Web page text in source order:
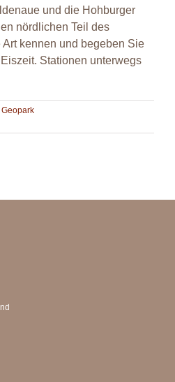
GeoProjekte
MultiMedia
und die Hohburger
nördlichen Teil des
kennen und begeben Sie
Stationen unterwegs